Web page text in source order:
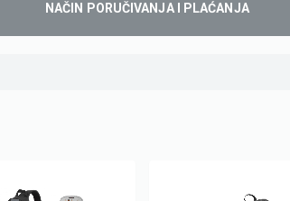
NAČIN PORUČIVANJA I PLAĆANJA